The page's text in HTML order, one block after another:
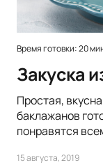
Время готовки: 20
Закуска
Простая,
баклажанов
понравятся
15 августа, 2019